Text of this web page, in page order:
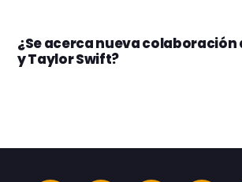
¿Se acerca nueva colaboración
y Taylor Swift?